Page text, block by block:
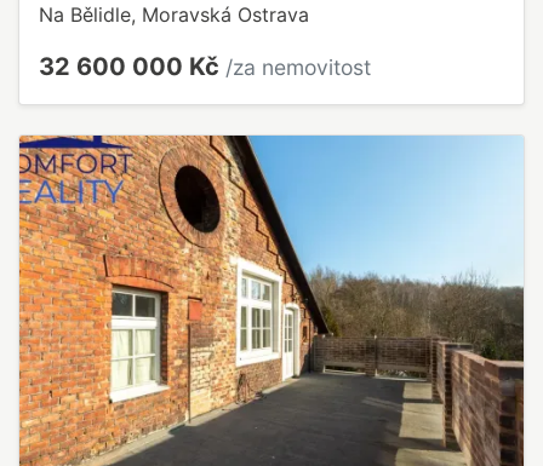
Na Bělidle, Moravská Ostrava
32 600 000 Kč /za nemovitost